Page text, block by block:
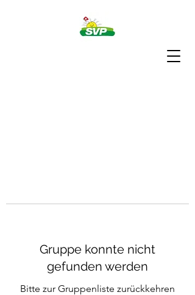
Gruppe konnte nicht
gefunden werden
Bitte zur Gruppenliste zurückkehren